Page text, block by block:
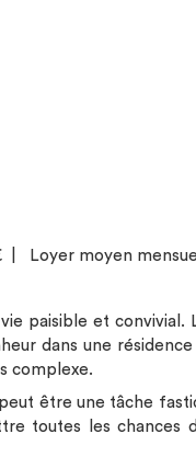
| Loyer moyen
paisible et convivial.
dans une
complexe.
être une tâche
toutes les